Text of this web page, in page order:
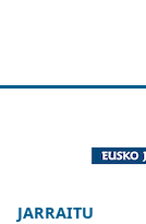
JARRAITU